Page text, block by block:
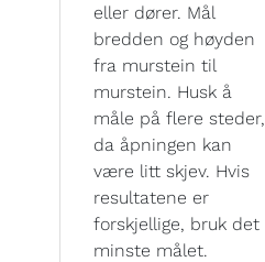
eller dører. Mål
bredden og høyden
fra murstein til
murstein. Husk å
måle på flere steder,
da åpningen kan
være litt skjev. Hvis
resultatene er
forskjellige, bruk det
minste målet.